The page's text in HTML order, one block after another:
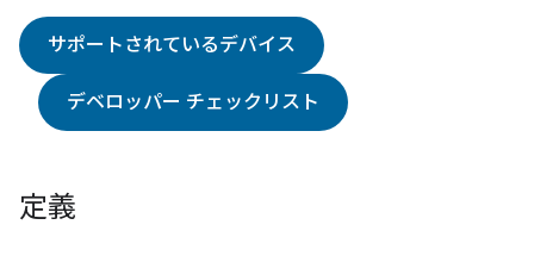
サポートされているデバイス
デベロッパー チェックリスト
定義